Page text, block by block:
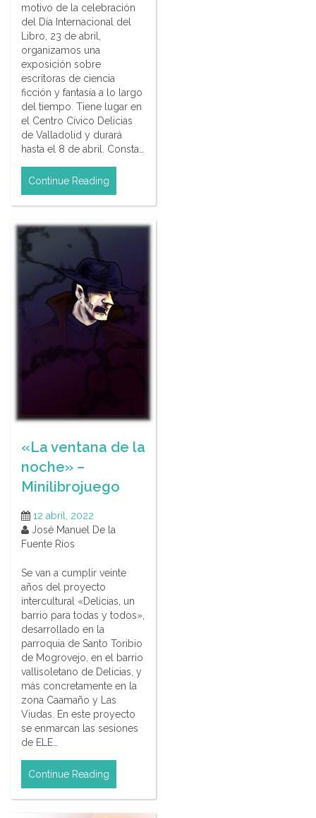
motivo de la celebración
del Día Internacional del
Libro, 23 de abril,
organizamos una
exposición sobre
escritoras de ciencia
ficción y fantasía a lo largo
del tiempo. Tiene lugar en
el Centro Cívico Delicias
de Valladolid y durará
hasta el 8 de abril. Consta…
Continue Reading
«La ventana de la
noche» –
Minilibrojuego
12 abril, 2022
José Manuel De la
Fuente Ríos
Se van a cumplir veinte
años del proyecto
intercultural «Delicias, un
barrio para todas y todos»,
desarrollado en la
parroquia de Santo Toribio
de Mogrovejo, en el barrio
vallisoletano de Delicias, y
más concretamente en la
zona Caamaño y Las
Viudas. En este proyecto
se enmarcan las sesiones
de ELE…
Continue Reading